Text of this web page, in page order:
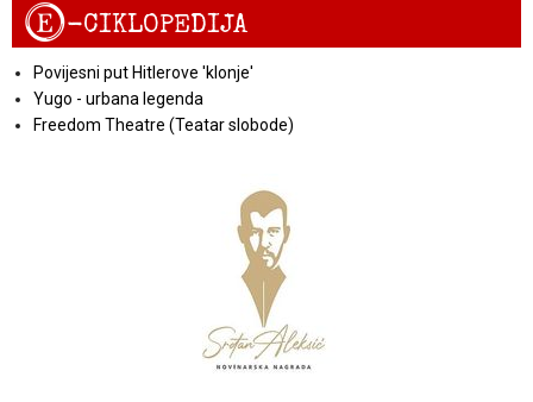
E-CIKLOPEDIJA
Povijesni put Hitlerove 'klonje'
Yugo - urbana legenda
Freedom Theatre (Teatar slobode)